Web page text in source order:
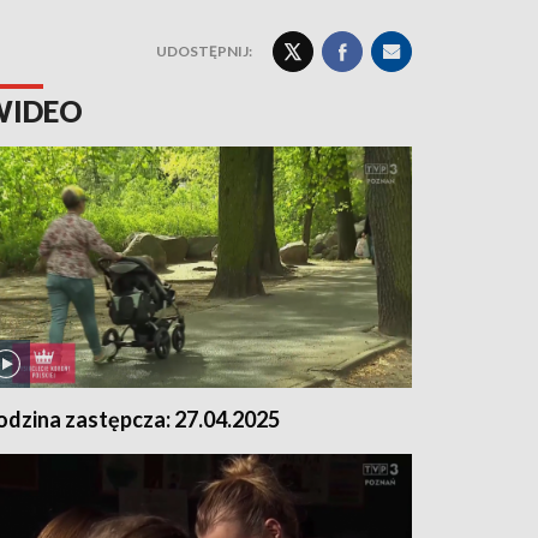
UDOSTĘPNIJ:
zastępcza: 27.04.2025